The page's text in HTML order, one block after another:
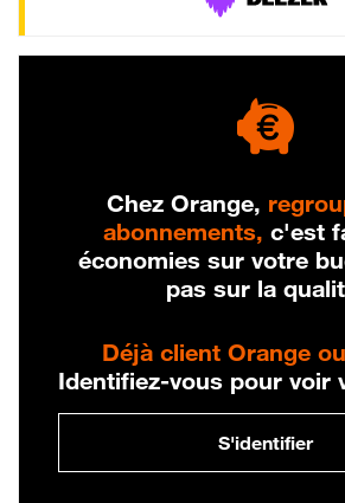
Chez Orange,
abonnements, c'est
économies sur votre
pas sur la
Déjà client Orange
Identifiez-vous pour voir
S'identifier